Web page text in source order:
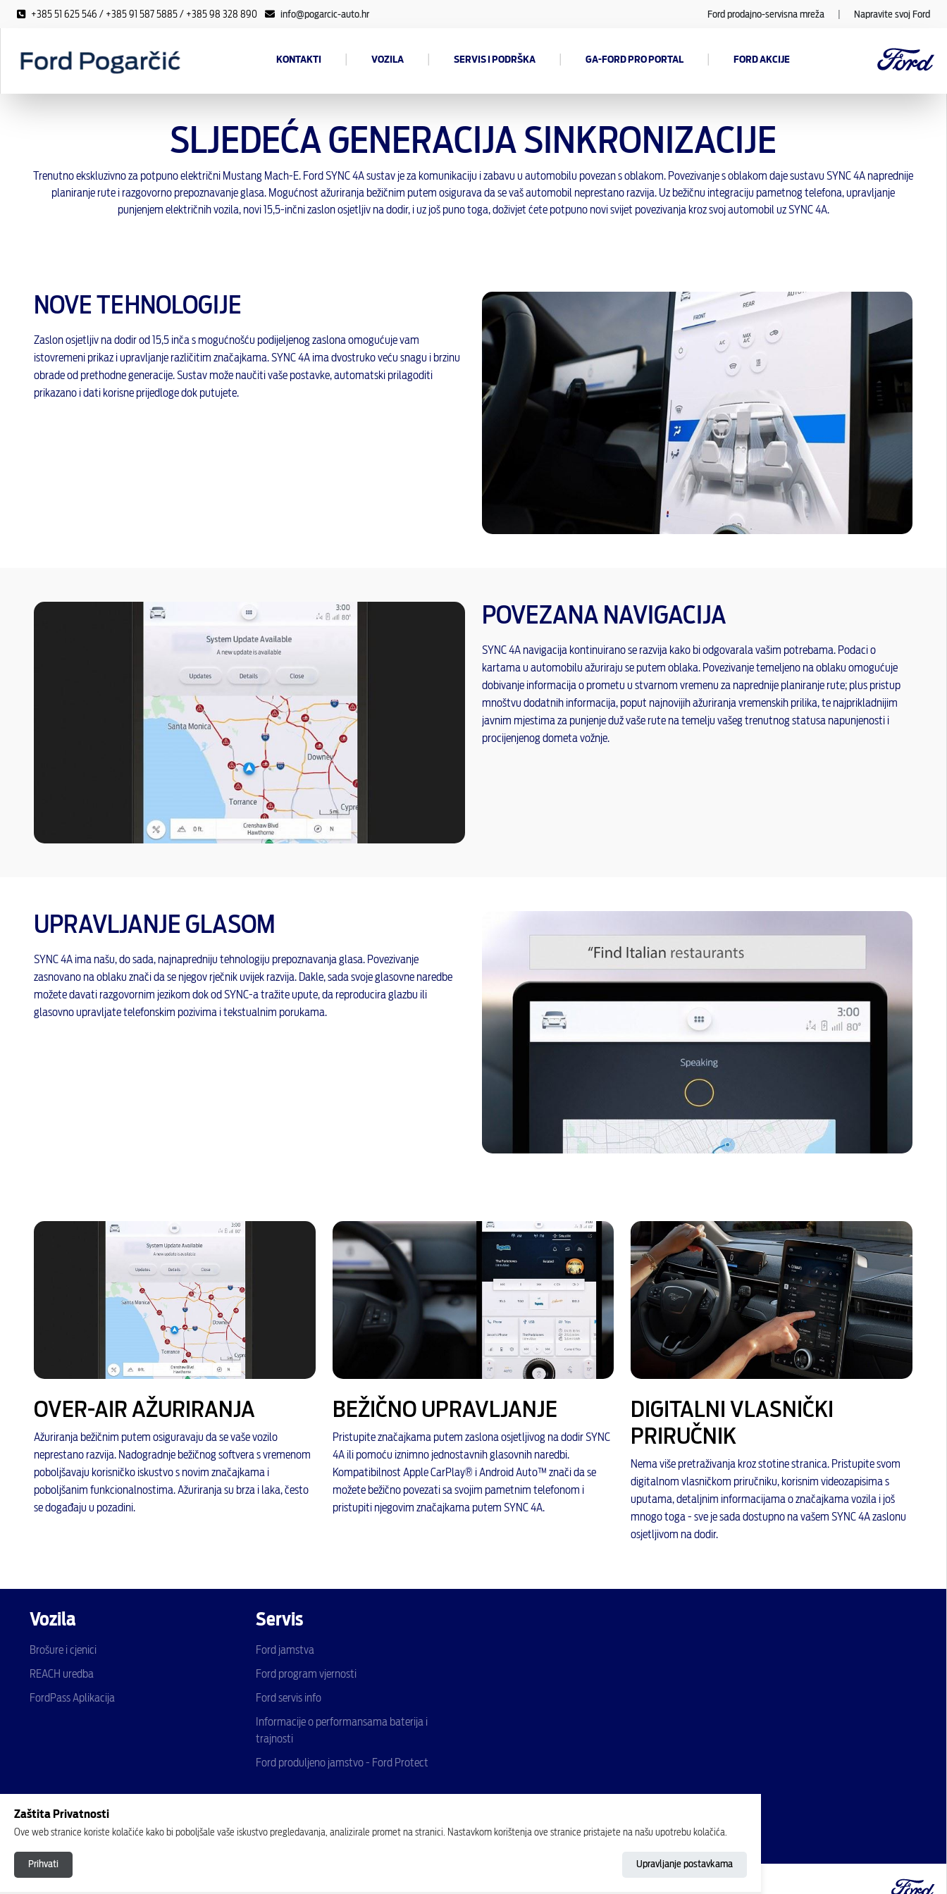
+385 51 625 546 / +385 91 587 5885 / +385 98 328 890 info@pogarcic-auto.hr Ford prodajno-servisna mreža Napravite svoj Ford
KONTAKTI VOZILA SERVIS I PODRŠKA GA-FORD PRO PORTAL FORD AKCIJE
SLJEDEĆA GENERACIJA SINKRONIZACIJE
Trenutno ekskluzivno za potpuno električni Mustang Mach-E. Ford SYNC 4A sustav je za komunikaciju i zabavu u automobilu povezan s oblakom. Povezivanje s oblakom daje sustavu SYNC 4A naprednije
planiranje rute i razgovorno prepoznavanje glasa. Mogućnost ažuriranja bežičnim putem osigurava da se vaš automobil neprestano razvija. Uz bežičnu integraciju pametnog telefona, upravljanje
punjenjem električnih vozila, novi 15,5-inčni zaslon osjetljiv na dodir, i uz još puno toga, doživjet ćete potpuno novi svijet povezivanja kroz svoj automobil uz SYNC 4A.
NOVE TEHNOLOGIJE
Zaslon osjetljiv na dodir od 15,5 inča s mogućnošću podijeljenog zaslona omogućuje vam
istovremeni prikaz i upravljanje različitim značajkama. SYNC 4A ima dvostruko veću snagu i brzinu
obrade od prethodne generacije. Sustav može naučiti vaše postavke, automatski prilagoditi
prikazano i dati korisne prijedloge dok putujete.
POVEZANA NAVIGACIJA
SYNC 4A navigacija kontinuirano se razvija kako bi odgovarala vašim potrebama. Podaci o
kartama u automobilu ažuriraju se putem oblaka. Povezivanje temeljeno na oblaku omogućuje
dobivanje informacija o prometu u stvarnom vremenu za naprednije planiranje rute; plus pristup
mnoštvu dodatnih informacija, poput najnovijih ažuriranja vremenskih prilika, te najprikladnijim
javnim mjestima za punjenje duž vaše rute na temelju vašeg trenutnog statusa napunjenosti i
procijenjenog dometa vožnje.
UPRAVLJANJE GLASOM
SYNC 4A ima našu, do sada, najnapredniju tehnologiju prepoznavanja glasa. Povezivanje
zasnovano na oblaku znači da se njegov rječnik uvijek razvija. Dakle, sada svoje glasovne naredbe
možete davati razgovornim jezikom dok od SYNC-a tražite upute, da reproducira glazbu ili
glasovno upravljate telefonskim pozivima i tekstualnim porukama.
OVER-AIR AŽURIRANJA
Ažuriranja bežičnim putem osiguravaju da se vaše vozilo
neprestano razvija. Nadogradnje bežičnog softvera s vremenom
poboljšavaju korisničko iskustvo s novim značajkama i
poboljšanim funkcionalnostima. Ažuriranja su brza i laka, često
se događaju u pozadini.
BEŽIČNO UPRAVLJANJE
Pristupite značajkama putem zaslona osjetljivog na dodir SYNC
4A ili pomoću iznimno jednostavnih glasovnih naredbi.
Kompatibilnost Apple CarPlay® i Android Auto™ znači da se
možete bežično povezati sa svojim pametnim telefonom i
pristupiti njegovim značajkama putem SYNC 4A.
DIGITALNI VLASNIČKI
PRIRUČNIK
Nema više pretraživanja kroz stotine stranica. Pristupite svom
digitalnom vlasničkom priručniku, korisnim videozapisima s
uputama, detaljnim informacijama o značajkama vozila i još
mnogo toga - sve je sada dostupno na vašem SYNC 4A zaslonu
osjetljivom na dodir.
Vozila
Brošure i cjenici
REACH uredba
FordPass Aplikacija
Servis
Ford jamstva
Ford program vjernosti
Ford servis info
Informacije o performansama baterija i
trajnosti
Ford produljeno jamstvo - Ford Protect
Zaštita Privatnosti
Ove web stranice koriste kolačiće kako bi poboljšale vaše iskustvo pregledavanja, analizirale promet na stranici. Nastavkom korištenja ove stranice pristajete na našu upotrebu kolačića.
Prihvati Upravljanje postavkama